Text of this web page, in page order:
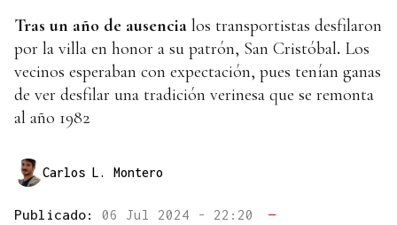
Tras un año de ausencia los transportistas desfilaron
por la villa en honor a su patrón, San Cristóbal. Los
vecinos esperaban con expectación, pues tenían ganas
de ver desfilar una tradición verinesa que se remonta
al año 1982
Carlos L. Montero
Publicado: 06 Jul 2024 - 22:20
—